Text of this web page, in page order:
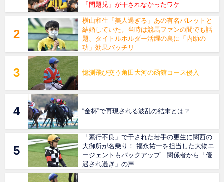
「問題児」が干されなかったワケ
横山和生「美人過ぎる」あの有名バレットと
結婚していた。当時は競馬ファンの間でも話
題、タイトルホルダー活躍の裏に「内助の
功」効果バッチリ
憶測飛び交う角田大河の函館コース侵入
“金杯”で再現される波乱の結末とは？
「素行不良」で干された若手の更生に関西の
大御所が名乗り！ 福永祐一を担当した大物エ
ージェントもバックアップ…関係者から「優
遇され過ぎ」の声